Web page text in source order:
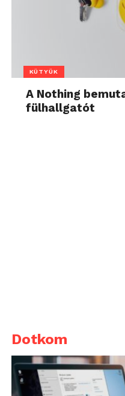
KÜTYÜK
A Nothing
fülhallgatót
Dotkom